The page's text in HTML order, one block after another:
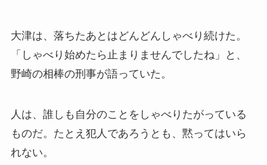
大津は、落ちたあとはどんどんしゃべり続けた。
「しゃべり始めたら止まりませんでしたね」と、
野崎の相棒の刑事が語っていた。
人は、誰しも自分のことをしゃべりたがっている
ものだ。たとえ犯人であろうとも、黙ってはいら
れない。